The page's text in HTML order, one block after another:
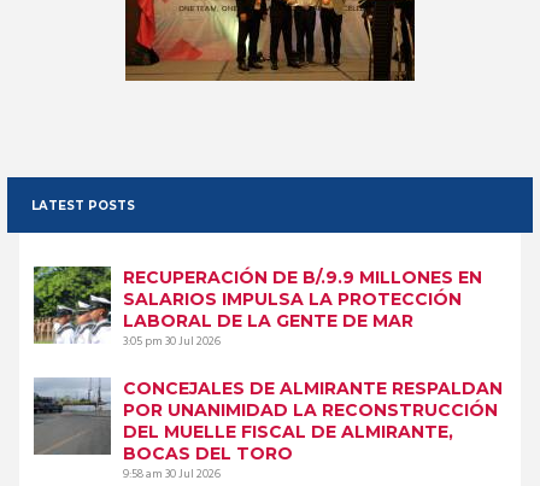
LATEST POSTS
RECUPERACIÓN DE B/.9.9 MILLONES EN
SALARIOS IMPULSA LA PROTECCIÓN
LABORAL DE LA GENTE DE MAR
3:05 pm30 Jul 2026
CONCEJALES DE ALMIRANTE RESPALDAN
POR UNANIMIDAD LA RECONSTRUCCIÓN
DEL MUELLE FISCAL DE ALMIRANTE,
BOCAS DEL TORO
9:58 am30 Jul 2026